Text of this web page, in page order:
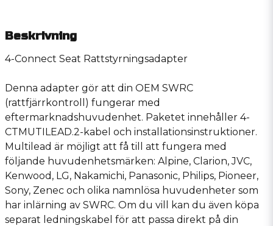
Beskrivning
4-Connect Seat Rattstyrningsadapter
Denna adapter gör att din OEM SWRC
(rattfjärrkontroll) fungerar med
eftermarknadshuvudenhet. Paketet innehåller 4-
CTMUTILEAD.2-kabel och installationsinstruktioner.
Multilead är möjligt att få till att fungera med
följande huvudenhetsmärken: Alpine, Clarion, JVC,
Kenwood, LG, Nakamichi, Panasonic, Philips, Pioneer,
Sony, Zenec och olika namnlösa huvudenheter som
har inlärning av SWRC. Om du vill kan du även köpa
separat ledningskabel för att passa direkt på din